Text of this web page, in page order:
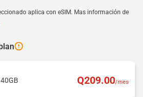
aplica con eSIM. Mas información de
Q209.00/mes